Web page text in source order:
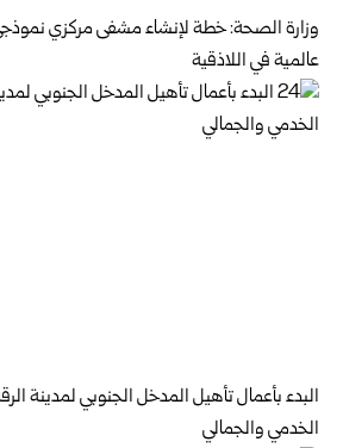
وزارة الصحة: خطة لإنشاء مشفى مركزي
عالمية في اللاذقية
البدء بأعمال تأهيل المدخل الجنوبي لمدينة
الخدمي والجمالي